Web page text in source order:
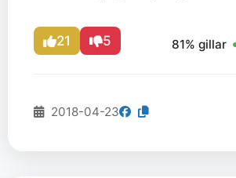
21 5 81% gillar
2018-04-23